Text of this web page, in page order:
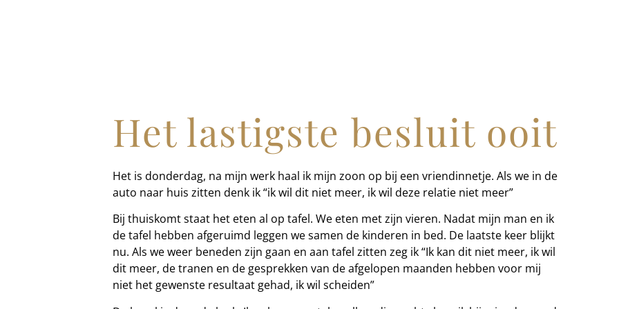
Het lastigste besluit ooit
Het is donderdag, na mijn werk haal ik mijn zoon op bij een vriendinnetje. Als we in de
auto naar huis zitten denk ik “ik wil dit niet meer, ik wil deze relatie niet meer”
Bij thuiskomt staat het eten al op tafel. We eten met zijn vieren. Nadat mijn man en ik
de tafel hebben afgeruimd leggen we samen de kinderen in bed. De laatste keer blijkt
nu. Als we weer beneden zijn gaan en aan tafel zitten zeg ik “Ik kan dit niet meer, ik wil
dit meer, de tranen en de gesprekken van de afgelopen maanden hebben voor mij
niet het gewenste resultaat gehad, ik wil scheiden”